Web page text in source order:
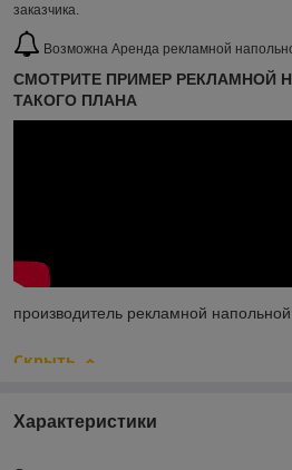
заказчика.
Возможна Аренда рекламной
СМОТРИТЕ ПРИМЕР РЕКЛАМНОЙ
ТАКОГО ПЛАНА
производитель рекламной напольной
Скрыть
Характеристики